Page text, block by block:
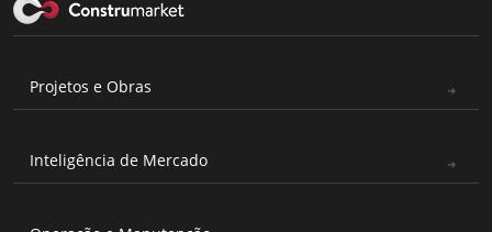
Projetos e Obras
Inteligência de Mercado